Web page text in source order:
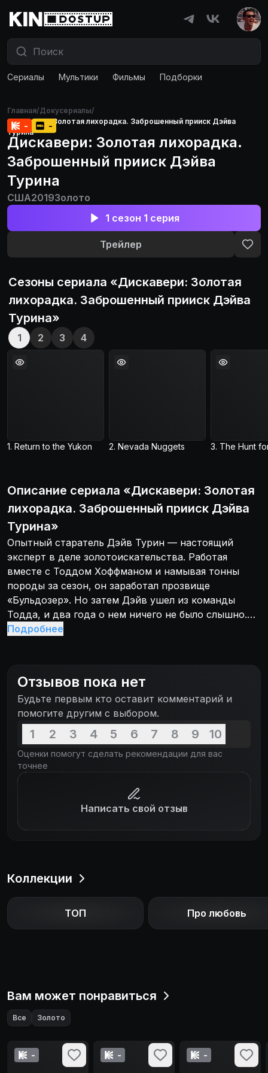
Сериалы Мультики Фильмы Подборки
Главная/Докусериалы/
Дискавери: Золотая лихорадка. Заброшенный прииск Дэйва
Турина
- -
Дискавери: Золотая лихорадка.
Заброшенный прииск Дэйва
Турина
США2019Золото
1 сезон 1 серия
Трейлер
Сезоны сериала «Дискавери: Золотая
лихорадка. Заброшенный прииск Дэйва
Турина»
1 2 3 4
1. Return to the Yukon 2. Nevada Nuggets
Описание сериала «Дискавери: Золотая
лихорадка. Заброшенный прииск Дэйва
Турина»
Опытный старатель Дэйв Турин — настоящий
эксперт в деле золотоискательства. Работая
вместе с Тоддом Хоффманом и намывая тонны
породы за сезон, он заработал прозвище
«Бульдозер». Но затем Дэйв ушел из команды
Тодда, и два года о нем ничего не было слышно.
Теперь же Дэйв Турин возвращается в золотой
заброшенные прииски. Дэйв разъезжает по
Америке, чтобы наладить золотодобычу на
убыточных или покинутых участках в надежде
найти богатое месторождение и сорвать банк. На
его пути будут встречаться самые разные люди, но
всех их объединяет одно: они готовы рисковать,
чтобы озолотиться.
Подробнее
Отзывов пока нет
Будьте первым кто оставит комментарий и
помогите другим с выбором.
1 2 3 4 5 6 7 8 9 10
Оценки помогут сделать рекомендации для вас
точнее
Написать свой отзыв
Коллекции
ТОП Про любовь
Вам может понравиться
Все Золото
- - -